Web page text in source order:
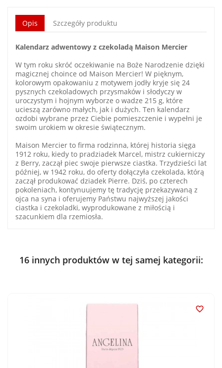
Opis Szczegóły produktu
Kalendarz adwentowy z czekoladą Maison Mercier
W tym roku skróć oczekiwanie na Boże Narodzenie dzięki
magicznej choince od Maison Mercier! W pięknym,
kolorowym opakowaniu z motywem jodły kryje się 24
pysznych czekoladowych przysmaków i słodyczy w
uroczystym i hojnym wyborze o wadze 215 g, które
ucieszą zarówno małych, jak i dużych. Ten kalendarz
ozdobi wybrane przez Ciebie pomieszczenie i wypełni je
swoim urokiem w okresie świątecznym.
Maison Mercier to firma rodzinna, której historia sięga
1912 roku, kiedy to pradziadek Marcel, mistrz cukierniczy
z Berry, zaczął piec swoje pierwsze ciastka. Trzydzieści lat
później, w 1942 roku, do oferty dołączyła czekolada, którą
zaczął produkować dziadek Pierre. Dziś, po czterech
pokoleniach, kontynuujemy tę tradycję przekazywaną z
ojca na syna i oferujemy Państwu najwyższej jakości
ciastka i czekoladki, wyprodukowane z miłością i
szacunkiem dla rzemiosła.
16 innych produktów w tej samej kategorii:
